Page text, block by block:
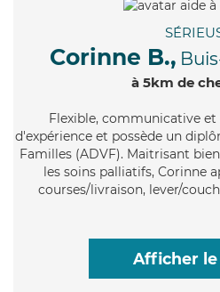
Corinne B.,
à 5km de
Flexible, communicative et
d'expérience et possède un
Familles (ADVF). Maitrisant
les soins palliatifs, Corinne
courses/livraison, lever/
Afficher le